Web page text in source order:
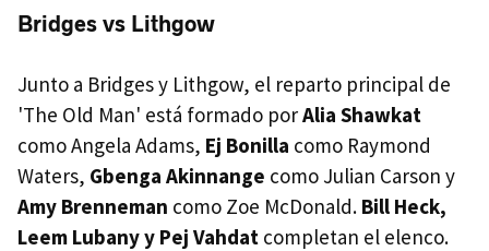
Bridges vs Lithgow
Junto a Bridges y Lithgow, el reparto principal de
'The Old Man' está formado porAlia Shawkat
como Angela Adams, Ej Bonilla como Raymond
Waters, Gbenga Akinnange como Julian Carson y
Amy Brenneman como Zoe McDonald. Bill Heck,
Leem Lubany y Pej Vahdat completan el elenco.